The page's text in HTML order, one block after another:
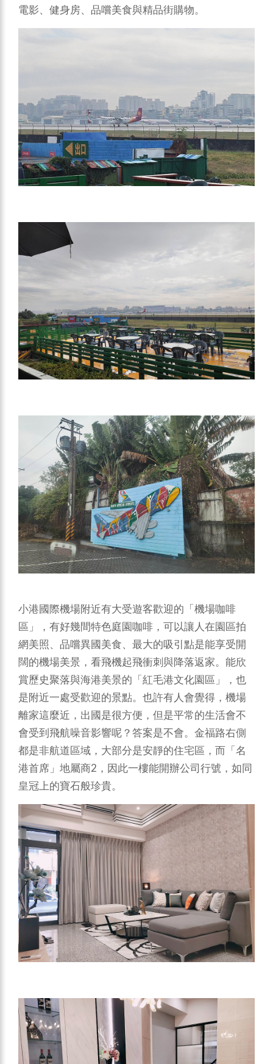
電影、健身房、品嚐美食與精品街購物。
小港國際機場附近有大受遊客歡迎的「機場咖啡
區」，有好幾間特色庭園咖啡，可以讓人在園區拍
網美照、品嚐異國美食、最大的吸引點是能享受開
闊的機場美景，看飛機起飛衝刺與降落返家。能欣
賞歷史聚落與海港美景的「紅毛港文化園區」，也
是附近一處受歡迎的景點。也許有人會覺得，機場
離家這麼近，出國是很方便，但是平常的生活會不
會受到飛航噪音影響呢？答案是不會。金福路右側
都是非航道區域，大部分是安靜的住宅區，而「名
港首席」地屬商2，因此一樓能開辦公司行號，如同
皇冠上的寶石般珍貴。